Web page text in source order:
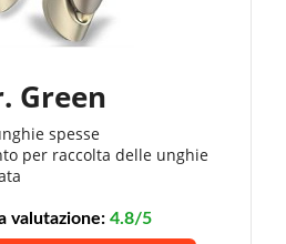
Green
spesse
per raccolta delle unghie
valutazione: 4.8/5